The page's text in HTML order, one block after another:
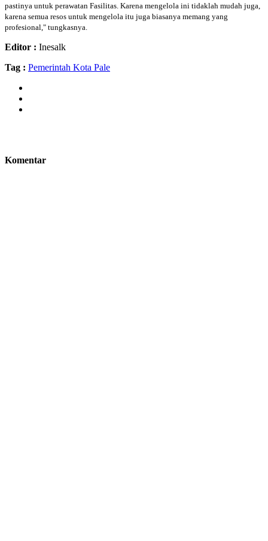
pastinya untuk perawatan Fasilitas. Karena mengelola ini tidaklah mudah juga,
karena semua resos untuk mengelola itu juga biasanya memang yang
profesional," tungkasnya.
Editor : Inesalk
Tag : Pemerintah Kota Pale
Komentar